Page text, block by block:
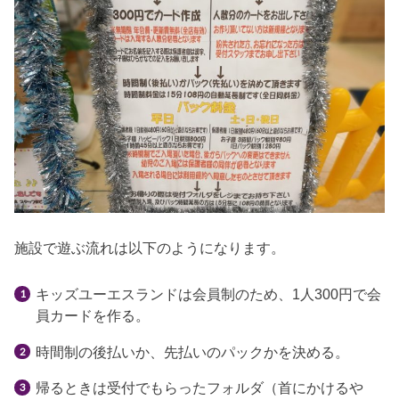
施設で遊ぶ流れは以下のようになります。
キッズユーエスランドは会員制のため、1人300円で会
員カードを作る。
時間制の後払いか、先払いのパックかを決める。
帰るときは受付でもらったフォルダ（首にかけるや